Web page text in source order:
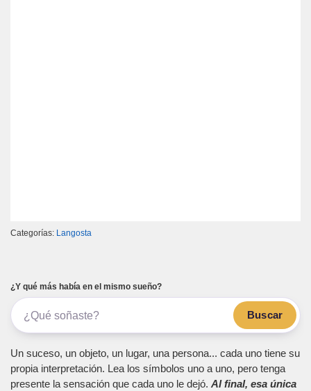
Categorías: Langosta
¿Y qué más había en el mismo sueño?
Buscar
Un suceso, un objeto, un lugar, una persona... cada uno tiene su
propia interpretación. Lea los símbolos uno a uno, pero tenga
presente la sensación que cada uno le dejó. Al final, esa única